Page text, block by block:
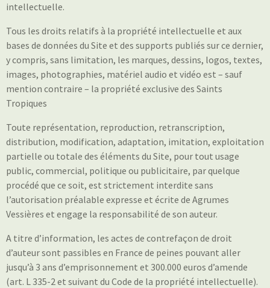
intellectuelle.
Tous les droits relatifs à la propriété intellectuelle et aux
bases de données du Site et des supports publiés sur ce dernier,
y compris, sans limitation, les marques, dessins, logos, textes,
images, photographies, matériel audio et vidéo est – sauf
mention contraire – la propriété exclusive des Saints
Tropiques
Toute représentation, reproduction, retranscription,
distribution, modification, adaptation, imitation, exploitation
partielle ou totale des éléments du Site, pour tout usage
public, commercial, politique ou publicitaire, par quelque
procédé que ce soit, est strictement interdite sans
l’autorisation préalable expresse et écrite de Agrumes
Vessières et engage la responsabilité de son auteur.
A titre d’information, les actes de contrefaçon de droit
d’auteur sont passibles en France de peines pouvant aller
jusqu’à 3 ans d’emprisonnement et 300.000 euros d’amende
(art. L 335-2 et suivant du Code de la propriété intellectuelle).